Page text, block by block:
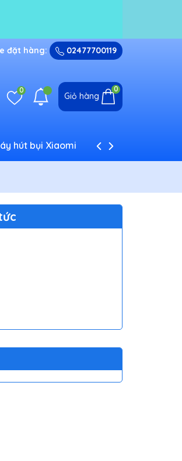
đặt hàng: 02477700119
0
Giỏ hàng
0
hút bụi Xiaomi Máy tạo ẩm Xiaomi